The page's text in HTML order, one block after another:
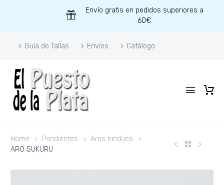
Envío gratis en pedidos superiores a
60€
Guía de Tallas Envíos Catálogo
Home Pendientes
Aros hindúes
ARO SUKURU